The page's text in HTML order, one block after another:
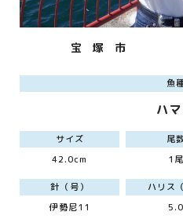
宝 塚 市
魚
ハ
サイズ
42.0cm
尾
1尾
針（号）
伊勢尼11
ハリス
5.0